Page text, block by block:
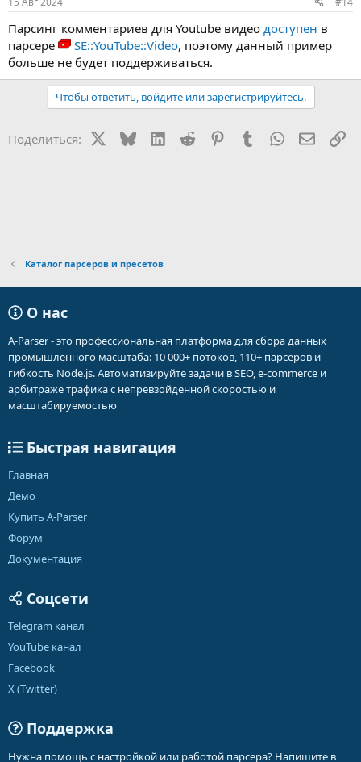
Парсинг комментариев для Youtube видео доступен в
парсере
SE::YouTube::Video, поэтому данный пример
больше не будет поддерживаться.
Чтобы ответить, войдите или зарегистрируйтесь.
Поделиться: BlueskyLinkedIn
Reddit PinterestTumblr WhatsApp
Каталог парсеров и пресетов
О нас
A-Parser - это профессиональная платформа для сбора данных
промышленного масштаба: 10 000+ потоков, 110+ парсеров и
гибкость Node.js. Автоматизируйте задачи в SEO, e-commerce и
арбитраже трафика с непревзойденной скоростью и
масштабируемостью
Быстрая навигация
Главная
Демо
Купить A-Parser
Форум
Документация
Соцсети
Telegram канал
YouTube канал
Facebook
X (Twitter)
Поддержка
Нужна помощь с настройкой или работой парсера? Напишите в